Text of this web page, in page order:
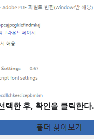
한 후, 확인을 클릭한다.